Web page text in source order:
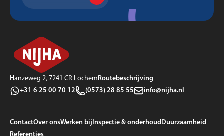
Hanzeweg 2, 7241 CR LochemRoutebeschrijving
+31 6 25 00 70 12
(0573) 28 85 55 info@nijha.nl
ContactOver onsWerken bij Inspectie & onderhoud Duurzaamheid
Referenties